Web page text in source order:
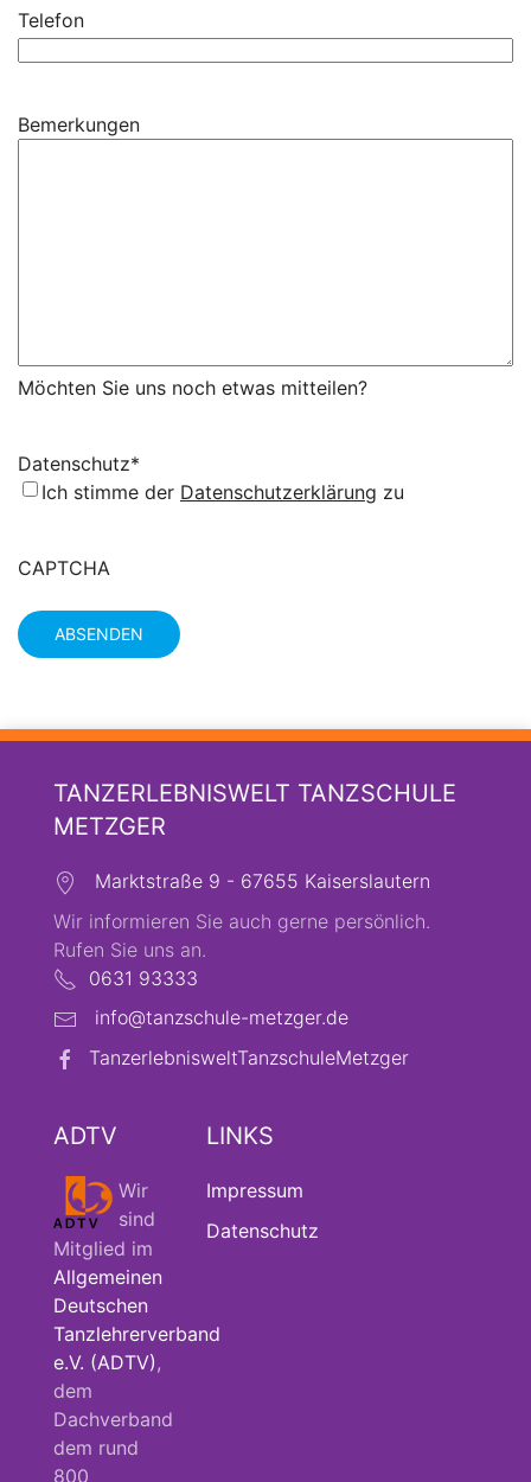
Telefon
Bemerkungen
Möchten Sie uns noch etwas mitteilen?
Datenschutz*
Ich stimme der Datenschutzerklärung zu
CAPTCHA
TANZERLEBNISWELT TANZSCHULE
METZGER
Marktstraße 9 - 67655 Kaiserslautern
Wir informieren Sie auch gerne persönlich.
Rufen Sie uns an.
0631 93333
info@tanzschule-metzger.de
TanzerlebnisweltTanzschuleMetzger
ADTV
Wir
sind
Mitglied im
Allgemeinen
Deutschen
Tanzlehrerverband
e.V. (ADTV) ,
dem
Dachverband
dem rund
800
LINKS
Impressum
Datenschutz